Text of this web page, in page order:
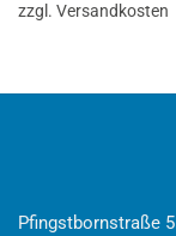
zzgl. Versandkosten
Pfingstbornstraße 5